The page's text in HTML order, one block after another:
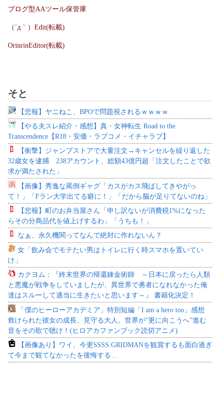
ブログ型AAツール保管庫
（´д｀）Edit(転載)
OrinrinEditor(転載)
そと
【悲報】ヤニねこ、BPOで問題視されるｗｗｗｗ
【やる夫スレ紹介・感想】真・女神転生 Road to the
Transcendence【R18・安価・ラブコメ・イチャラブ】
【衝撃】ジャンプストアで大量注文→キャンセルを繰り返した
32歳女を逮捕 238アカウント、総額43億円超「注文したことで欲
求が満たされた」
【画像】秀逸な罵倒ギャグ「カスがカス飛ばしてきやがっ
て！」「Fラン大学出てる癖に！」「だから脳が足りてないのね」
【悲報】町のお弁当屋さん「申し訳ないが消費税1%になった
らその分商品代を値上げするわ」「うちも！」
なぁ、永久機関ってなんで絶対に作れないん？
女「飲み会でモテたい男はトイレに行く時スマホを置いてい
け」
カクヨム：『終末世界の帰還錬金術師 ～日本に戻ったら人類
と悪魔が戦争をしていましたが、異世界で勇者になれなかった俺
達はスルーして適当に生きたいと思います～』 書籍化決定！
「僕のヒーローアカデミア」特別短編「I am a hero too」感想
救けられた彼女の成長、見守る大人。世界が“更に向こうへ”進む
音をその歌で聴け！(ヒロアカファンブック読切アニメ)
【画像あり】ワイ、今更SSSS.GRIDMANを観賞するも面白過ぎ
て今まで観てなかったを後悔する…